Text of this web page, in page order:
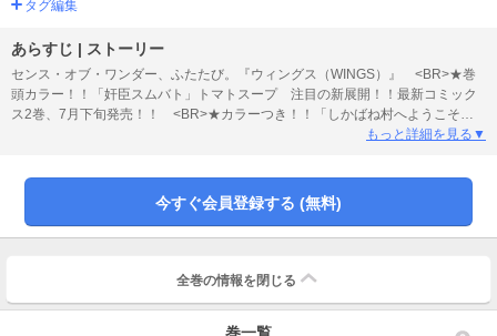
タグ編集
あらすじ | ストーリー
センス・オブ・ワンダー、ふたたび。『ウィングス（WINGS）』 <BR>★巻
頭カラー！！「奸臣スムバト」トマトスープ 注目の新展開！！最新コミック
ス2巻、7月下旬発売！！ <BR>★カラーつき！！「しかばね村へようこそ」山
口カエ あり得ないもの満載のトンデモ因習村で土地の祟りに巻き込まれた三
<BR>「百姓貴族」荒川弘 <BR>「東の森の魔女の庭」越田うめ <BR>「８
００夜 ー海の怪物ー」那州雪絵 <BR>「メリメロ～美食家ドラゴンに捧ぐ異
くまんぷく」碧也ぴんく <BR>「蟻の帝国」文善やよひ <BR>「人間たれ流
加瀬さん。」高嶋ひろみ <BR>「チャンネル・ヴァンパイア」びっけ
もっと詳細を見る▼
今すぐ会員登録する (無料)
全巻の情報を 閉じる
巻一覧